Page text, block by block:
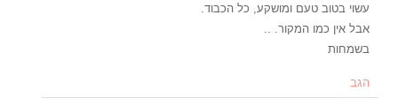
עשוי בטוב טעם ומושקע, כל הכבוד.
אבל אין כמו המקור. ..
בשמחות
הגב